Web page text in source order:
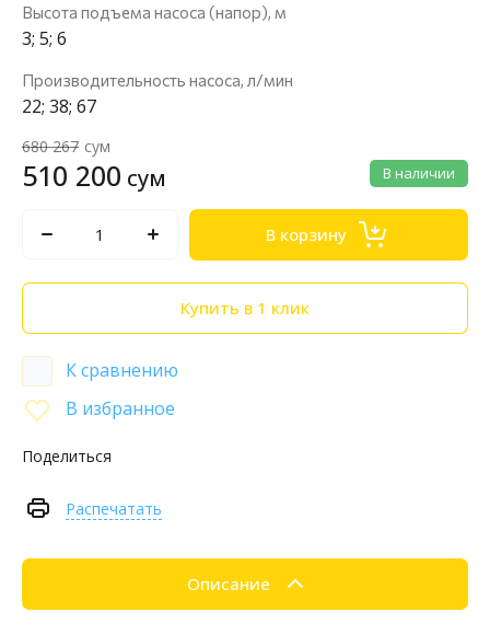
Высота подъема насоса (напор), м
3; 5; 6
Производительность насоса, л/мин
22; 38; 67
В наличии
680 267 сум
510 200 сум
В корзину
Купить в 1 клик
К сравнению
В избранное
Поделиться
Распечатать
Описание